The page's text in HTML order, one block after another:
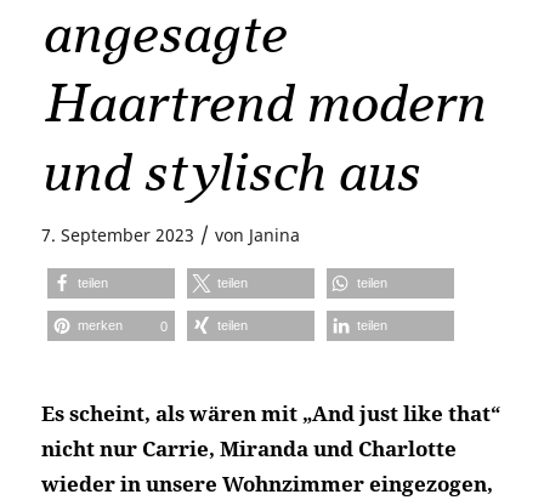
angesagte
Haartrend modern
und stylisch aus
7. September 2023 / von Janina
teilen teilen teilen
merken 0 teilen teilen
Es scheint, als wären mit „And just like that“
nicht nur Carrie, Miranda und Charlotte
wieder in unsere Wohnzimmer eingezogen,